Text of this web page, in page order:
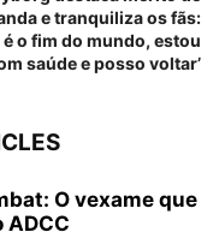
e tranquiliza os fãs:
é o fim do mundo, estou
saúde e posso voltar’
O vexame que
ADCC